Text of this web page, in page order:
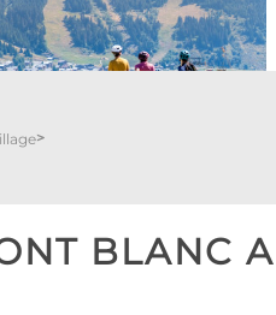
>
BLANC A